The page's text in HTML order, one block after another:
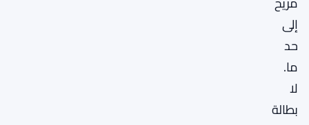
إلى
حد
ما.
لا
بطالة